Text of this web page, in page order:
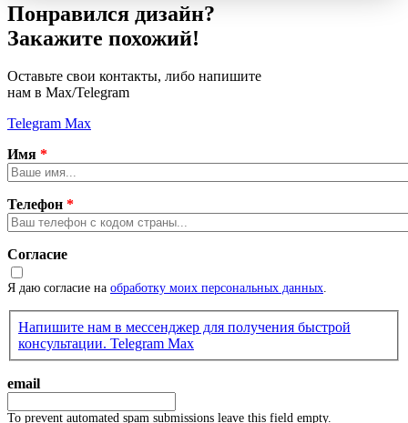
Понравился дизайн?
Закажите похожий!
Оставьте свои контакты, либо напишите
нам в Max/Telegram
Telegram Max
Имя *
Телефон *
Согласие
Я даю согласие на обработку моих персональных данных.
Напишите нам в мессенджер для получения быстрой
консультации. Telegram Max
email
To prevent automated spam submissions leave this field empty.